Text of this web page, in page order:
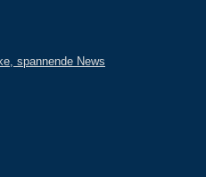
spannende News